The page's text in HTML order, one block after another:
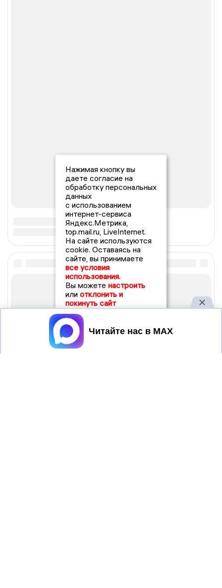
Нажимая кнопку вы
даете согласие на
обработку персональных
данных
с использованием
интернет-сервиса
Яндекс.Метрика,
top.mail.ru, LiveInternet.
На сайте используются
cookie. Оставаясь на
сайте, вы принимаете
все условия
использования.
Вы можете настроить
или отклонить и
покинуть сайт
Принять